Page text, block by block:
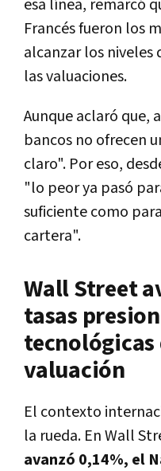
esa línea, remarcó
Francés fueron los
alcanzar los niveles
las valuaciones.
Aunque aclaró que,
bancos no ofrecen
claro". Por eso,
"lo peor ya pasó
suficiente como
cartera".
Wall Street
tasas
valuación
El contexto
la rueda. En Wall
avanzó 0,14%, el